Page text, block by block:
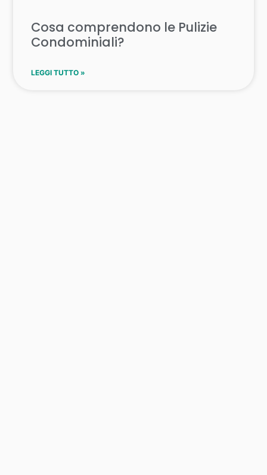
Cosa comprendono le Pulizie
Condominiali?
LEGGI TUTTO »